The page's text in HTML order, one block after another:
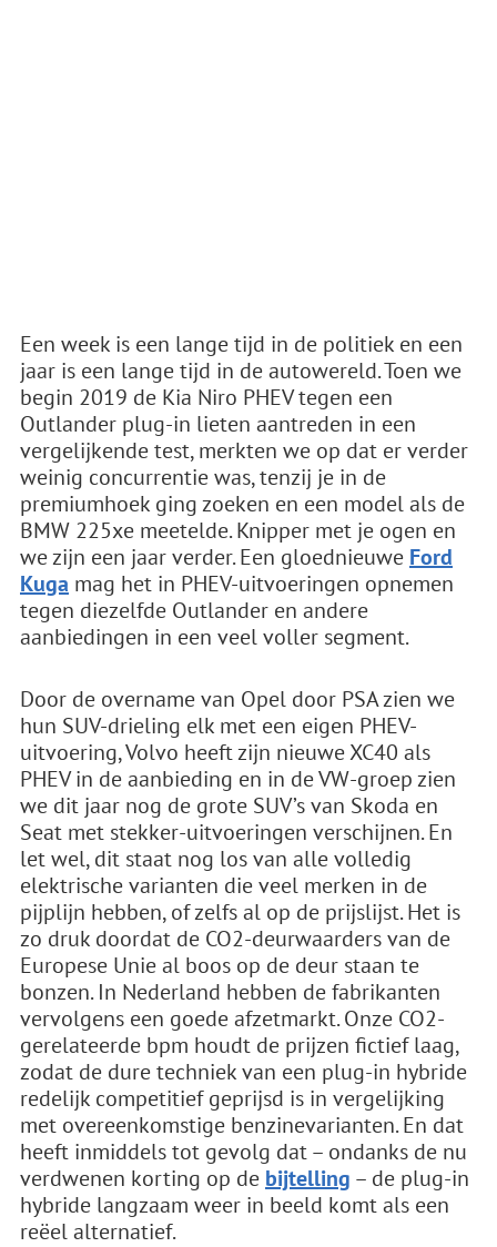
Een week is een lange tijd in de politiek en een
jaar is een lange tijd in de autowereld. Toen we
begin 2019 de Kia Niro PHEV tegen een
Outlander plug-in lieten aantreden in een
vergelijkende test, merkten we op dat er verder
weinig concurrentie was, tenzij je in de
premiumhoek ging zoeken en een model als de
BMW 225xe meetelde. Knipper met je ogen en
we zijn een jaar verder. Een gloednieuwe Ford
Kuga mag het in PHEV-uitvoeringen opnemen
tegen diezelfde Outlander en andere
aanbiedingen in een veel voller segment.
Door de overname van Opel door PSA zien we
hun SUV-drieling elk met een eigen PHEV-
uitvoering, Volvo heeft zijn nieuwe XC40 als
PHEV in de aanbieding en in de VW-groep zien
we dit jaar nog de grote SUV’s van Skoda en
Seat met stekker-uitvoeringen verschijnen. En
let wel, dit staat nog los van alle volledig
elektrische varianten die veel merken in de
pijplijn hebben, of zelfs al op de prijslijst. Het is
zo druk doordat de CO2-deurwaarders van de
Europese Unie al boos op de deur staan te
bonzen. In Nederland hebben de fabrikanten
vervolgens een goede afzetmarkt. Onze CO2-
gerelateerde bpm houdt de prijzen fictief laag,
zodat de dure techniek van een plug-in hybride
redelijk competitief geprijsd is in vergelijking
met overeenkomstige benzinevarianten. En dat
heeft inmiddels tot gevolg dat – ondanks de nu
verdwenen korting op de bijtelling – de plug-in
hybride langzaam weer in beeld komt als een
reëel alternatief.